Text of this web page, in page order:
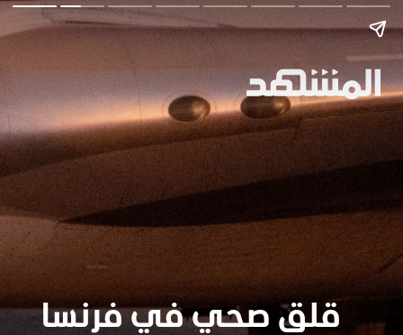
قلق صحي في فرنسا